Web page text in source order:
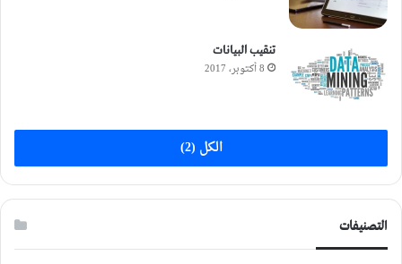
تنقيب البيانات
8 أكتوبر، 2017
الكل (2)
التصنيفات